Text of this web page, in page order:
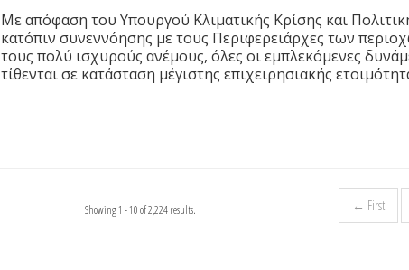
Με απόφαση του Υπουργού Κλιματικής Κρίσης και
κατόπιν συνεννόησης με τους Περιφερειάρχες των
τους πολύ ισχυρούς ανέμους, όλες οι εμπλεκόμενες
τίθενται σε κατάσταση μέγιστης επιχειρησιακής
Showing 1 - 10 of 2,224 results. ← First